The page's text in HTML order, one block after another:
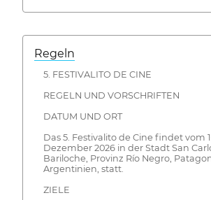
Regeln
5. FESTIVALITO DE CINE
REGELN UND VORSCHRIFTEN
DATUM UND ORT
Das 5. Festivalito de Cine findet vom
Dezember 2026 in der Stadt San
Bariloche, Provinz Río Negro,
Argentinien, statt.
ZIELE